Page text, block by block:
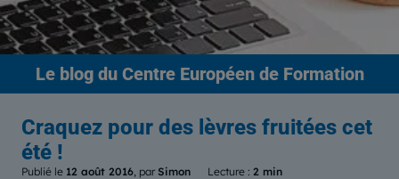
Le blogdu Centre Européen de Formation
Craquez pour des lèvres fruitées cet
été !
Publié le 12 août 2016, par Simon Lecture : 2 min